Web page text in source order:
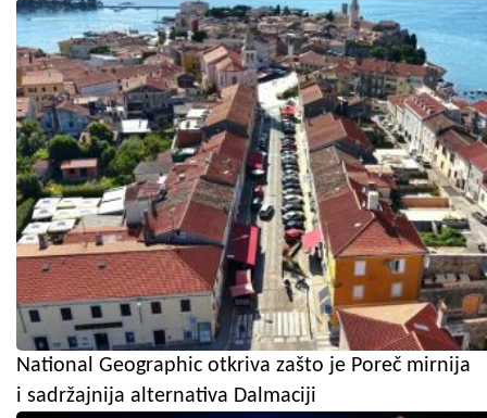
National Geographic otkriva zašto je Poreč mirnija
i sadržajnija alternativa Dalmaciji